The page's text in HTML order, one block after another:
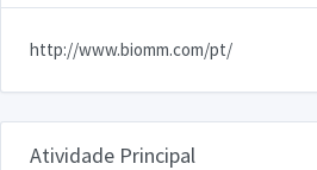
http://www.biomm.com/pt/
Atividade Principal